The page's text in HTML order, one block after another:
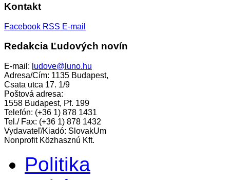
Kontakt
Facebook RSS E-mail
Redakcia Ľudových novín
E-mail: ludove@luno.hu
Adresa/Cím: 1135 Budapest,
Csata utca 17. 1/9
Poštová adresa:
1558 Budapest, Pf. 199
Telefón: (+36 1) 878 1431
Tel./ Fax: (+36 1) 878 1432
Vydavateľ/Kiadó: SlovakUm
Nonprofit Közhasznú Kft.
Politika